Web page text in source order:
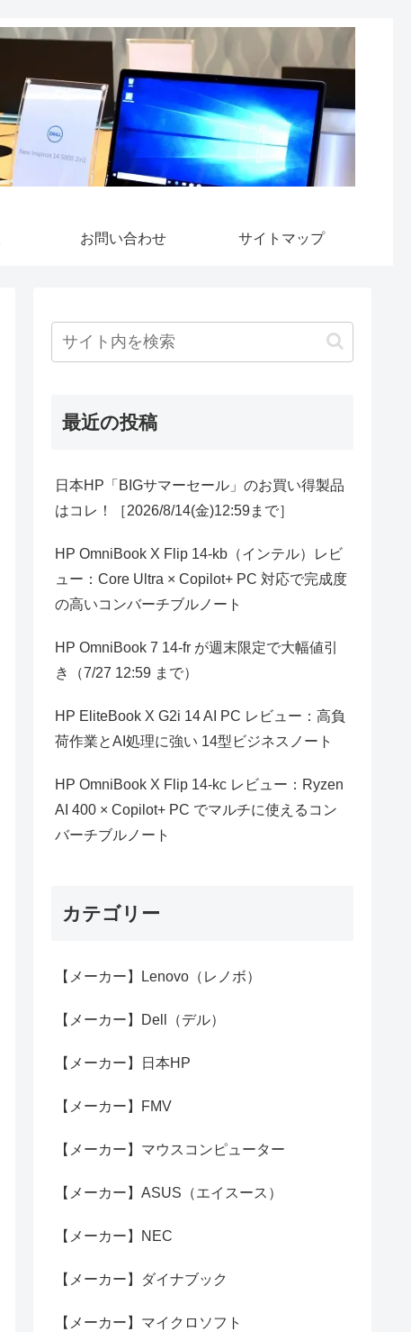
お問い合わせ サイトマップ
最近の投稿
日本HP「BIGサマーセール」のお買い得製品
はコレ！［2026/8/14(金)12:59まで］
HP OmniBook X Flip 14-kb（インテル）レビ
ュー：Core Ultra × Copilot+ PC 対応で完成度
の高いコンバーチブルノート
HP OmniBook 7 14-fr が週末限定で大幅値引
き（7/27 12:59 まで）
HP EliteBook X G2i 14 AI PC レビュー：高負
荷作業とAI処理に強い 14型ビジネスノート
HP OmniBook X Flip 14-kc レビュー：Ryzen
AI 400 × Copilot+ PC でマルチに使えるコン
バーチブルノート
カテゴリー
【メーカー】Lenovo（レノボ）
【メーカー】Dell（デル）
【メーカー】日本HP
【メーカー】FMV
【メーカー】マウスコンピューター
【メーカー】ASUS（エイスース）
【メーカー】NEC
【メーカー】ダイナブック
【メーカー】マイクロソフト